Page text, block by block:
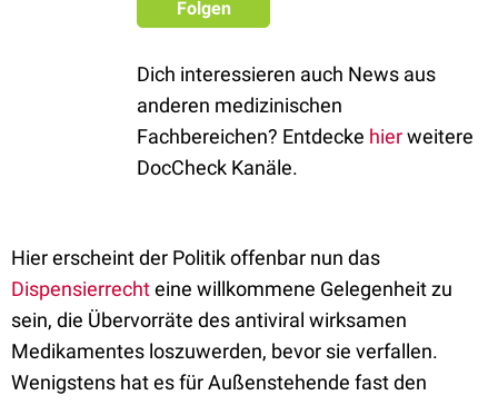
Folgen
Dich interessieren auch News aus
anderen medizinischen
Fachbereichen? Entdecke hierweitere
DocCheck Kanäle.
Hier erscheint der Politik offenbar nun das
Dispensierrechteine willkommene Gelegenheit zu
sein, die Übervorräte des antiviral wirksamen
Medikamentes loszuwerden, bevor sie verfallen.
Wenigstens hat es für Außenstehende fast den